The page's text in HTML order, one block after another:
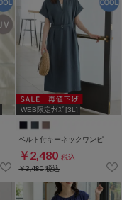
WEB限定ｻｲｽﾞ[3L]
ベルト付キーネックワンピ
￥2,480 税込
￥3,480税込